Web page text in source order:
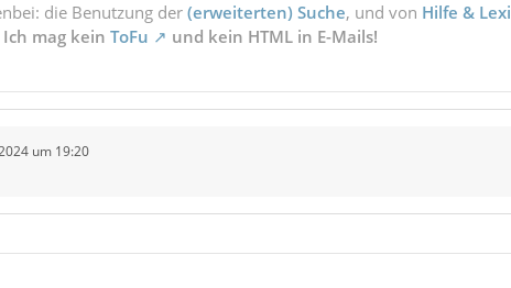
die Benutzung der (erweiterten) Suche, und von Hilfe &
Ich mag kein ToFu und kein HTML in E-Mails!
um 19:20